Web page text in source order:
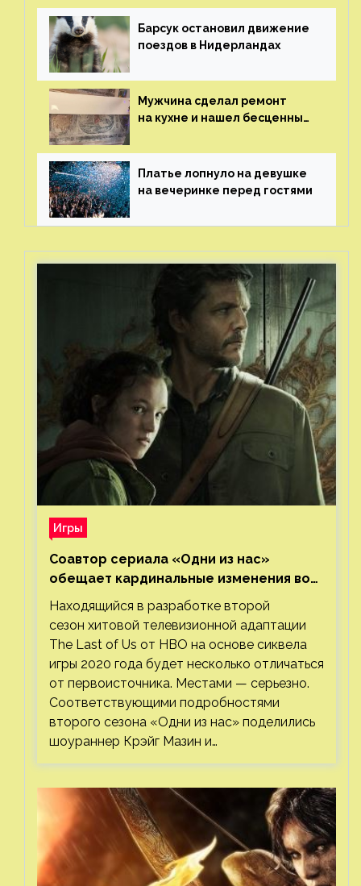
Барсук остановил движение
поездов в Нидерландах
Мужчина сделал ремонт
на кухне и нашел бесценные
Платье лопнуло на девушке
на вечеринке перед гостями
Игры
Соавтор сериала «Одни из нас»
обещает кардинальные изменения во
втором сезоне
Находящийся в разработке второй
сезон хитовой телевизионной адаптации
The Last of Us от HBO на основе сиквела
игры 2020 года будет несколько отличаться
от первоисточника. Местами — серьезно.
Соответствующими подробностями
второго сезона «Одни из нас» поделились
шоураннер Крэйг Мазин и…